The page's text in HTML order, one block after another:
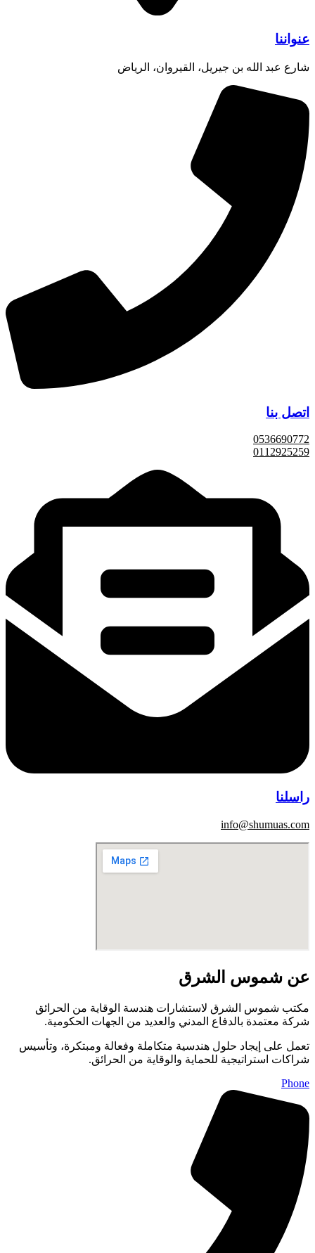
عنواننا
شارع عبد الله بن جيريل، القيروان، الرياض
اتصل بنا
0536690772
0112925259
راسلنا
info@shumuas.com
عن شموس الشرق
مكتب شموس الشرق لاستشارات هندسة الوقاية من الحرائق
شركة معتمدة بالدفاع المدني والعديد من الجهات الحكومية.
تعمل على إيجاد حلول هندسية متكاملة وفعالة ومبتكرة، وتأسيس
شراكات استراتيجية للحماية والوقاية من الحرائق.
Phone